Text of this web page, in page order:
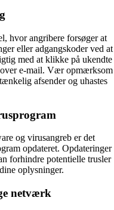
hvor angribere forsøger at
eller adgangskoder ved at
med at klikke på ukendte
e-mail. Vær opmærksom
afsender og uhastes
og virusangreb er det
opdateret. Opdateringer
forhindre potentielle trusler
oplysninger.
netværk